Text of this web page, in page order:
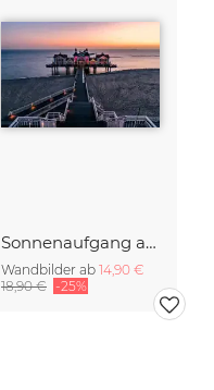
Sonnenaufgang auf der Insel Rügen
Wandbilder ab 14,90 €
18,90 € -25%